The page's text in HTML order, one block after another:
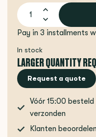
Pay in 3 installments
In stock
LARGER QUANTITY
Request a quote
Vóór 15:00
verzonden
Klanten